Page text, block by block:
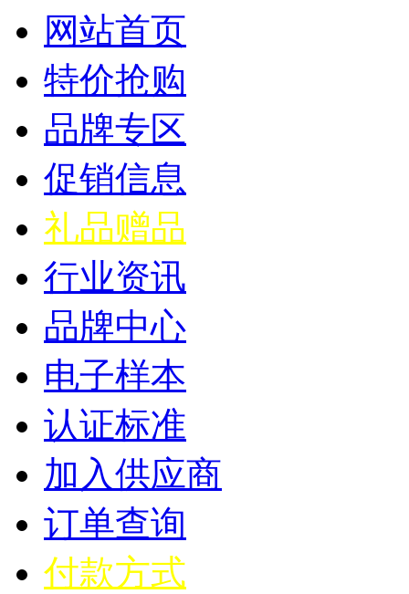
网站首页
特价抢购
品牌专区
促销信息
礼品赠品
行业资讯
品牌中心
电子样本
认证标准
加入供应商
订单查询
付款方式